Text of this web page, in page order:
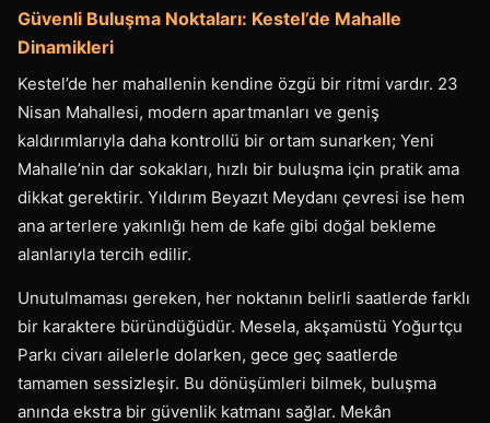
Güvenli Buluşma Noktaları: Kestel’de Mahalle
Dinamikleri
Kestel’de her mahallenin kendine özgü bir ritmi vardır. 23
Nisan Mahallesi, modern apartmanları ve geniş
kaldırımlarıyla daha kontrollü bir ortam sunarken; Yeni
Mahalle’nin dar sokakları, hızlı bir buluşma için pratik ama
dikkat gerektirir. Yıldırım Beyazıt Meydanı çevresi ise hem
ana arterlere yakınlığı hem de kafe gibi doğal bekleme
alanlarıyla tercih edilir.
Unutulmaması gereken, her noktanın belirli saatlerde farklı
bir karaktere büründüğüdür. Mesela, akşamüstü Yoğurtçu
Parkı civarı ailelerle dolarken, gece geç saatlerde
tamamen sessizleşir. Bu dönüşümleri bilmek, buluşma
anında ekstra bir güvenlik katmanı sağlar. Mekân